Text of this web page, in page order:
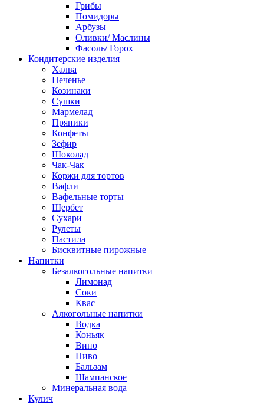
Грибы
Помидоры
Арбузы
Оливки/ Маслины
Фасоль/ Горох
Кондитерские изделия
Халва
Печенье
Козинаки
Сушки
Мармелад
Пряники
Конфеты
Зефир
Шоколад
Чак-Чак
Коржи для тортов
Вафли
Вафельные торты
Щербет
Сухари
Рулеты
Пастила
Бисквитные пирожные
Напитки
Безалкогольные напитки
Лимонад
Соки
Квас
Алкогольные напитки
Водка
Коньяк
Вино
Пиво
Бальзам
Шампанское
Минеральная вода
Кулич